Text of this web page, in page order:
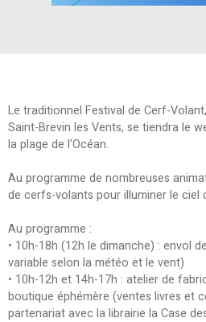
Le traditionnel Festival de Cerf-
Saint-Brevin les Vents, se tiendra le
la plage de l'Océan.
Au programme de nombreuses
de cerfs-volants pour illuminer le ciel
Au programme :
• 10h-18h (12h le dimanche) : envol
variable selon la météo et le vent)
• 10h-12h et 14h-17h : atelier de
boutique éphémère (ventes livres et
partenariat avec la librairie la Case